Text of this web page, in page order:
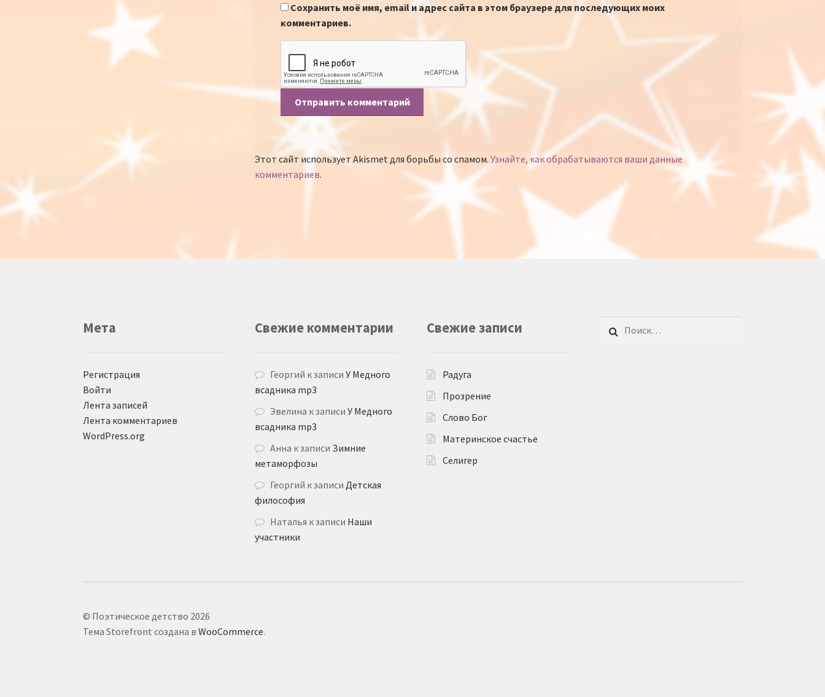
Сохранить моё имя, email и адрес сайта в этом браузере для последующих моих
комментариев.
Этот сайт использует Akismet для борьбы со спамом.Узнайте, как обрабатываются ваши данные
комментариев.
Мета
Регистрация
Войти
Лента записей
Лента комментариев
WordPress.org
Свежие комментарии
Георгий к записи У Медного
всадника mp3
Эвелина к записи У Медного
всадника mp3
Анна к записи Зимние
метаморфозы
Георгий к записи Детская
философия
Наталья к записи Наши
участники
Свежие записи
Радуга
Прозрение
Слово Бог
Материнское счастье
Селигер
© Поэтическое детство 2026
Тема Storefront создана в WooCommerce.